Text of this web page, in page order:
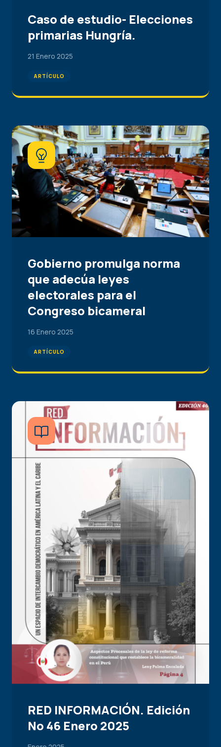
Caso de estudio- Elecciones
primarias Hungría.
21 Enero 2025
ARTÍCULO
Gobierno promulga norma
que adecúa leyes
electorales para el
Congreso bicameral
16 Enero 2025
ARTÍCULO
RED INFORMACIÓN. Edición
No 46 Enero 2025